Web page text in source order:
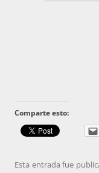
Comparte esto:
Esta entrada fue